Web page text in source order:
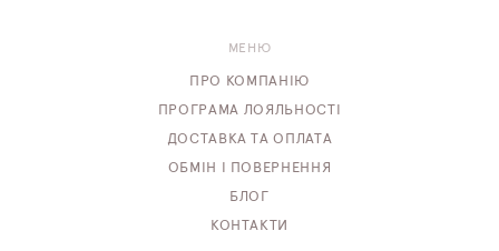
МЕНЮ
ПРО КОМПАНІЮ
ПРОГРАМА ЛОЯЛЬНОСТІ
ДОСТАВКА ТА ОПЛАТА
ОБМІН І ПОВЕРНЕННЯ
БЛОГ
КОНТАКТИ